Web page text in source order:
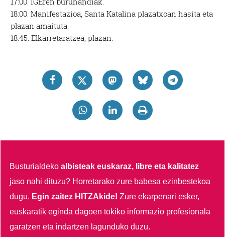
zure baimena Cookieen adierazpenean.
Webgune honek cookie propioak eta hirugarrenen cookie-
zerbitzuak hobetzeko asmoz, cookie teknologiaz
baliatzen gara. Ohar hau onartuz gero, teknologia hori
18:00.Manifestazioa, Santa Katalina plazatxoan hasita eta
plazan amaituta.
18:45.Elkarretaratzea, plazan.
Busturialdekoalbisteak euskaraz, libre eta kalitatez
jaso nahi dituzu? Horretarako zure babesa ezinbestekoa
dugu. Egin zaitez HITZAkide!Zure ekarpenari esker,
euskaratik eginda dagoen tokiko informazio profesionala
garatzen eta indartzen lagunduko duzu.